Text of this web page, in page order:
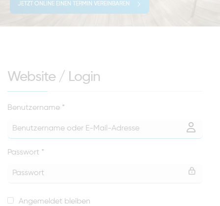
JETZT ONLINE EINEN TERMIN VEREINBAREN
Website / Login
Benutzername *
Passwort *
Angemeldet bleiben